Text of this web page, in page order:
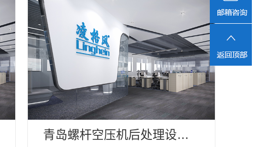
青岛螺杆空压机后处理设备